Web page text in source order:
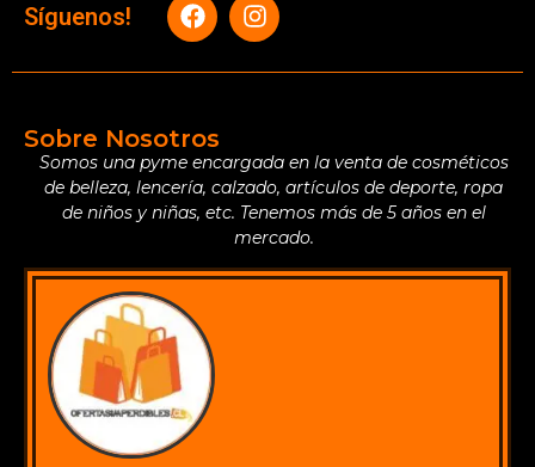
Síguenos!
Sobre Nosotros
Somos una pyme encargada en la venta de cosméticos
de belleza, lencería, calzado, artículos de deporte, ropa
de niños y niñas, etc. Tenemos más de 5 años en el
mercado.